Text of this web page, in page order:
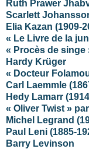
Ruth Prawer
Scarlett
Elia Kazan (1909-
« Le Livre de la
« Procès de singe
Hardy Krüger
« Docteur
Carl Laemmle
Hedy Lamarr
« Oliver Twist »
Michel Legrand
Paul Leni (1885-
Barry Levinson